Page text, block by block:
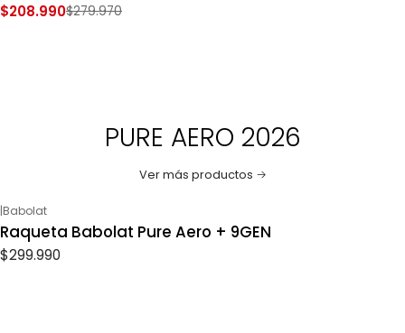
$208.990$279.970
PURE AERO 2026
Ver más productos
|Babolat
Raqueta Babolat Pure Aero + 9GEN
$299.990